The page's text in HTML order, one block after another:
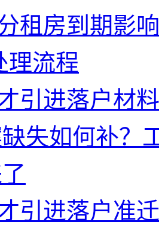
分租房到期影
理流程
才引进落户材
缺失如何补
才引进落户准